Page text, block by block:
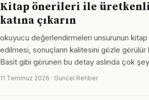
Kitap önerileri ile
katına çıkarın
okuyucu değerlendirmeleri unsurunun
edilmesi, sonuçların kalitesini gözle
Basit gibi görünen bu detay aslında çok
11 Temmuz 2026 · Güncel Rehber